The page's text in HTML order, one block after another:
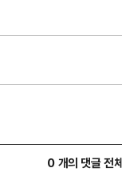
0 개의 댓글 전